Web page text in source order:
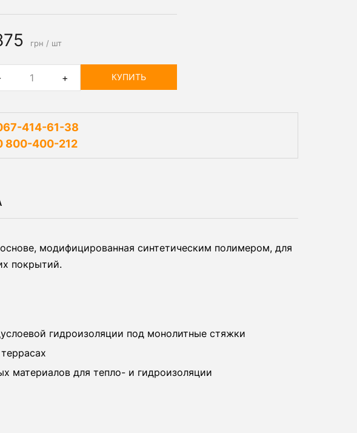
грн / шт
+ КУПИТЬ
414-61-38
800-400-212
модифицированная синтетическим полимером, для
покрытий.
гидроизоляции под монолитные стяжки
материалов для тепло- и гидроизоляции